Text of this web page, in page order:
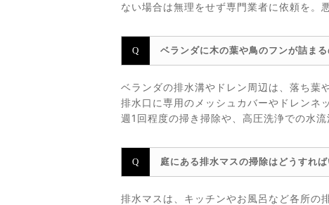
ない場合は無理をせず専門業者に依頼を。
ベランダに木の葉や鳥のフンが詰ま
ベランダの排水溝やドレン周辺は、落ち葉
排水口に専用のメッシュカバーやドレンネ
週1回程度の掃き掃除や、高圧洗浄での水
庭にある排水マスの掃除はどうすれば
排水マスは、キッチンやお風呂など各所の